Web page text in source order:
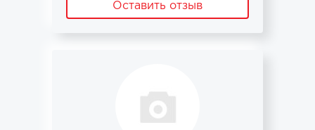
Оставить отзыв